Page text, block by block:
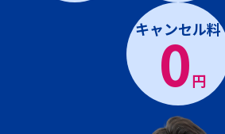
キャンセル料
0円